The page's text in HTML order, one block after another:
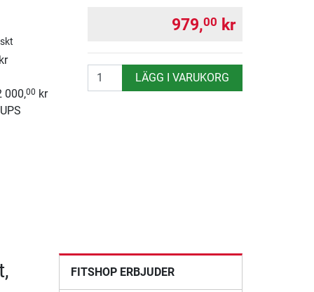
000,00 kr
979,00 kr
antal LÄGG I VARUKORG
FITSHOP ERBJUDER